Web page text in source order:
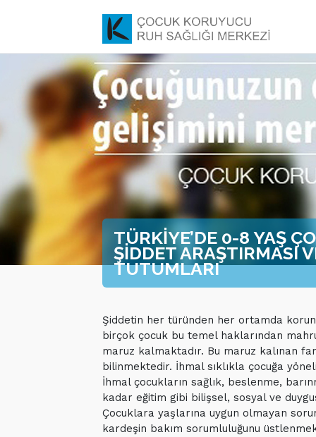
TÜRKİYE’DE 0-8 YAŞ
ŞİDDET ARAŞTIRMASI
TUTUMLARI
Şiddetin her türünden her ortamda
birçok çocuk bu temel haklarından
maruz kalmaktadır. Bu maruz kalınan
bilinmektedir. İhmal sıklıkla çocuğa
İhmal çocukların sağlık, beslenme,
kadar eğitim gibi bilişsel, sosyal ve
Çocuklara yaşlarına uygun olmayan
kardeşin bakım sorumluluğunu